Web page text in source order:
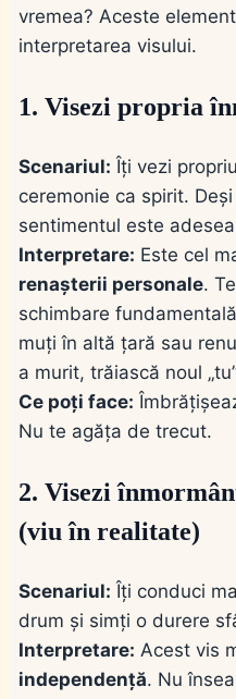
vremea? Aceste
interpretarea visului.
1. Visezi propria
Scenariul: Îți vezi
ceremonie ca spirit.
sentimentul este
Interpretare: Este cel
renașterii personale.
schimbare
muți în altă țară sau
a murit, trăiască noul
Ce poți face:
Nu te agăța de trecut.
2. Visezi
(viu în realitate)
Scenariul: Îți conduci
drum și simți o durere
Interpretare: Acest vis
independență. Nu